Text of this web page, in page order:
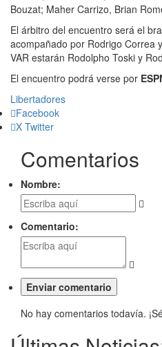
Bouzat; Maher Carrizo, Brian
El árbitro del encuentro será el
acompañado por Rodrigo Correa
VAR estarán Rodolpho Toski y
El encuentro podrá verse por
Libertadores
Facebook
X Twitter
Comentarios
Nombre:
Comentario:
No hay comentarios todavía.